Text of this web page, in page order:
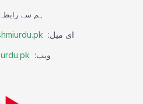
ہم سے
ای میل:
ویب: